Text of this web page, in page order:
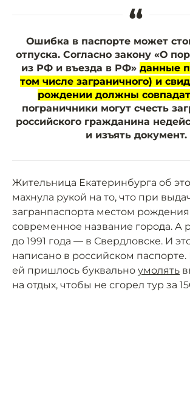
“
Ошибка в паспорте может
отпуска. Согласно закону «О
из РФ и въезда в РФ» данные
том числе заграничного) и
рождении должны
пограничники могут счесть
российского гражданина
и изъять документ.
Жительница Екатеринбурга об
махнула рукой на то, что при
загранпаспорта местом рождения
современное название города. А
до 1991 года — в Свердловске. И
написано в российском паспорте.
ей пришлось буквально умолять
на отдых, чтобы не сгорел тур за